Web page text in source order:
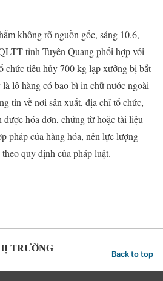
không rõ nguồn gốc, sáng 10.6,
tỉnh Tuyên Quang phối hợp với
chức tiêu hủy 700 kg lạp xưởng bị bắt
lô hàng có bao bì in chữ nước ngoài
tin về nơi sản xuất, địa chỉ tổ chức,
hóa đơn, chứng từ hoặc tài liệu
pháp của hàng hóa, nên lực lượng
quy định của pháp luật.
TRƯỜNG Back to top